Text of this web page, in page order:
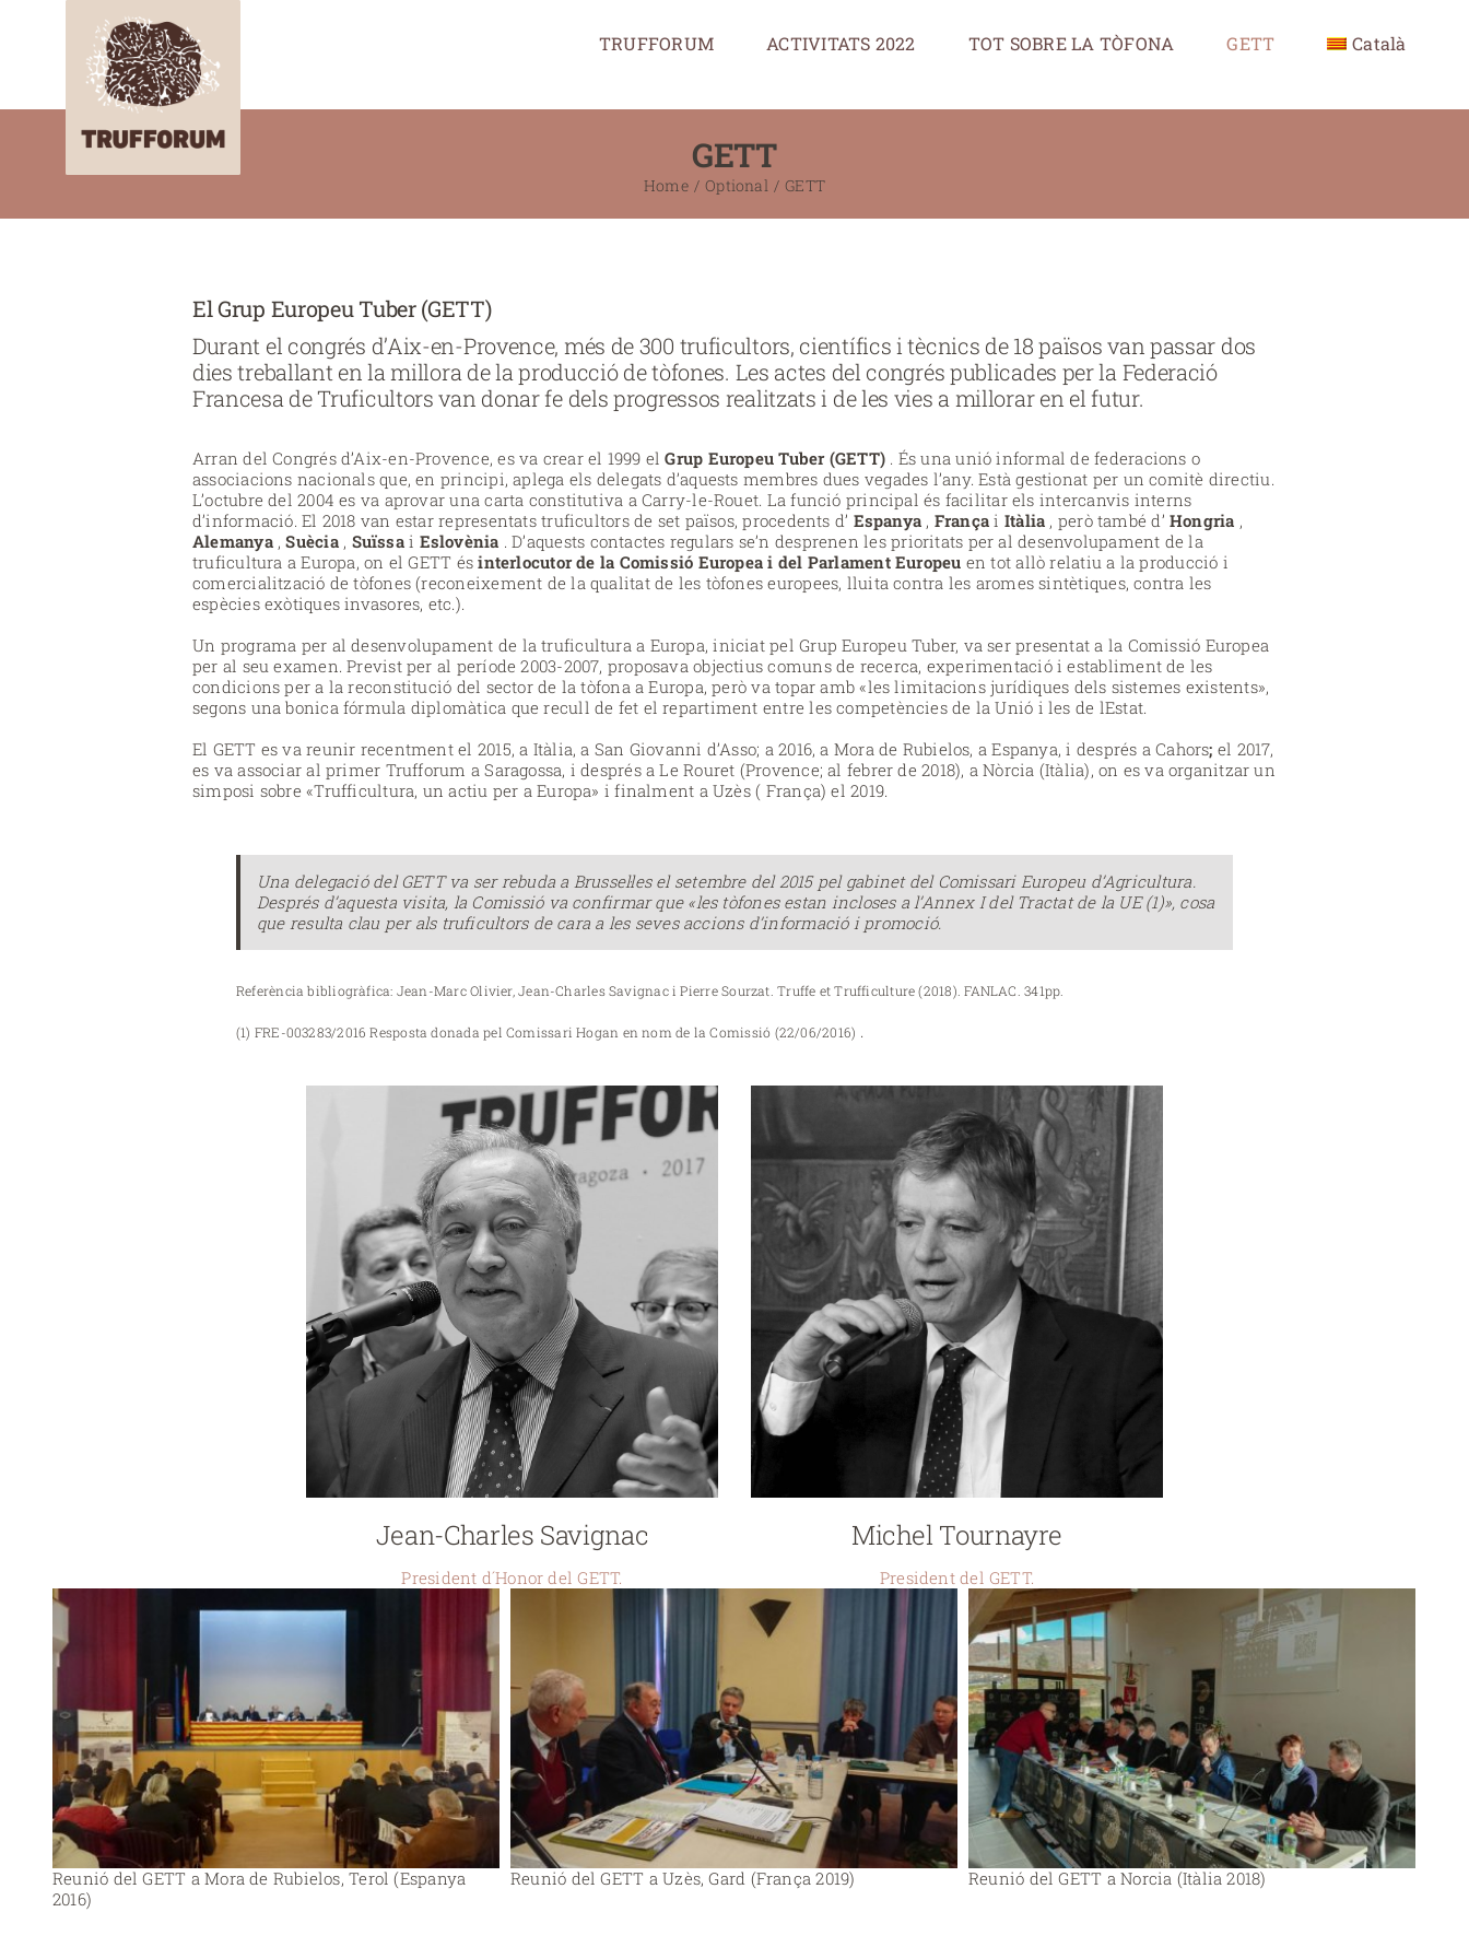
TRUFFORUM ACTIVITATS 2022 TOT SOBRE LA TÒFONA GETT Català
GETT
Home Optional GETT
El Grup Europeu Tuber (GETT)
Durant el congrés d’Aix-en-Provence, més de 300 truficultors, científics i tècnics de 18 països van passar dos
dies treballant en la millora de la producció de tòfones. Les actes del congrés publicades per la Federació
Francesa de Truficultors van donar fe dels progressos realitzats i de les vies a millorar en el futur.
Arran del Congrés d’Aix-en-Provence, es va crear el 1999 elGrup Europeu Tuber (GETT) . És una unió informal de federacions o
associacions nacionals que, en principi, aplega els delegats d’aquests membres dues vegades l’any. Està gestionat per un comitè directiu.
L’octubre del 2004 es va aprovar una carta constitutiva a Carry-le-Rouet. La funció principal és facilitar els intercanvis interns
d’informació. El 2018 van estar representats truficultors de set països, procedents d’ Espanya , França i Itàlia , però també d’Hongria ,
Alemanya,Suècia, Suïssai Eslovènia . D’aquests contactes regulars se’n desprenen les prioritats per al desenvolupament de la
truficultura a Europa, on el GETT ésinterlocutor de la Comissió Europea i del Parlament Europeu en tot allò relatiu a la producció i
comercialització de tòfones (reconeixement de la qualitat de les tòfones europees, lluita contra les aromes sintètiques, contra les
espècies exòtiques invasores, etc.).
Un programa per al desenvolupament de la truficultura a Europa, iniciat pel Grup Europeu Tuber, va ser presentat a la Comissió Europea
per al seu examen. Previst per al període 2003-2007, proposava objectius comuns de recerca, experimentació i establiment de les
condicions per a la reconstitució del sector de la tòfona a Europa, però va topar amb «les limitacions jurídiques dels sistemes existents»,
segons una bonica fórmula diplomàtica que recull de fet el repartiment entre les competències de la Unió i les de lEstat.
El GETT es va reunir recentment el 2015, a Itàlia, a San Giovanni d’Asso; a 2016, a Mora de Rubielos, a Espanya, i després a Cahors; el 2017,
es va associar al primer Trufforum a Saragossa, i després a Le Rouret (Provence; al febrer de 2018), a Nòrcia (Itàlia), on es va organitzar un
simposi sobre «Trufficultura, un actiu per a Europa» i finalment a Uzès ( França) el 2019.
Una delegació del GETT va ser rebuda a Brussel·les el setembre del 2015 pel gabinet del Comissari Europeu d’Agricultura.
Després d’aquesta visita, la Comissió va confirmar que «les tòfones estan incloses a l’Annex I del Tractat de la UE (1)», cosa
que resulta clau per als truficultors de cara a les seves accions d’informació i promoció.
Referència bibliogràfica: Jean-Marc Olivier, Jean-Charles Savignac i Pierre Sourzat. Truffe et Trufficulture (2018). FANLAC. 341pp.
(1) FRE-003283/2016 Resposta donada pel Comissari Hogan en nom de la Comissió (22/06/2016) .
Jean-Charles Savignac
President d´Honor del GETT.
Michel Tournayre
President del GETT.
Reunió del GETT a Mora de Rubielos, Terol (Espanya
2016)
Reunió del GETT a Uzès, Gard (França 2019) Reunió del GETT a Norcia (Itàlia 2018)